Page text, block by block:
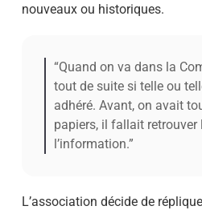
nouveaux ou historiques.
“Quand on va dans la
tout de suite si telle ou
adhéré. Avant, on avait
papiers, il fallait
l’information.”
L’association décide de